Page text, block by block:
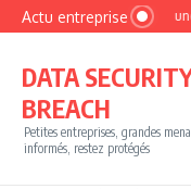
Aller au contenu
Actu entrepriseMyPhoto : une
DATA
BREACH
Petites entreprises, grandes
informés, restez protégés